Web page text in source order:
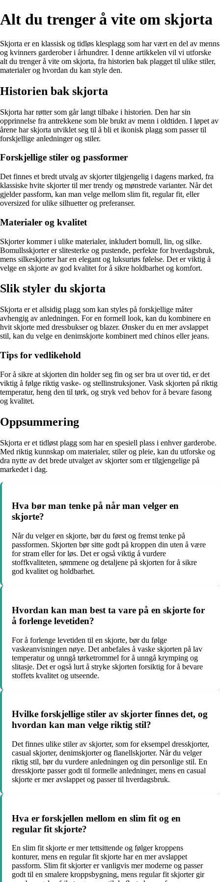
Alt du trenger å vite om skjorta
Skjorta er en klassisk og tidløs klesplagg som har vært en del av menns
og kvinners garderober i århundrer. I denne artikkelen vil vi utforske
alt du trenger å vite om skjorta, fra historien bak plagget til ulike stiler,
materialer og hvordan du kan style den.
Historien bak skjorta
Skjorta har røtter som går langt tilbake i historien. Den har sin
opprinnelse fra antrekkene som ble brukt av menn i oldtiden. I løpet av
årene har skjorta utviklet seg til å bli et ikonisk plagg som passer til
forskjellige anledninger og stiler.
Forskjellige stiler og passformer
Det finnes et bredt utvalg av skjorter tilgjengelig i dagens marked, fra
klassiske hvite skjorter til mer trendy og mønstrede varianter. Når det
gjelder passform, kan man velge mellom slim fit, regular fit, eller
oversized for ulike silhuetter og preferanser.
Materialer og kvalitet
Skjorter kommer i ulike materialer, inkludert bomull, lin, og silke.
Bomullsskjorter er slitesterke og pustende, perfekte for hverdagsbruk,
mens silkeskjorter har en elegant og luksuriøs følelse. Det er viktig å
velge en skjorte av god kvalitet for å sikre holdbarhet og komfort.
Slik styler du skjorta
Skjorta er et allsidig plagg som kan styles på forskjellige måter
avhengig av anledningen. For en formell look, kan du kombinere en
hvit skjorte med dressbukser og blazer. Ønsker du en mer avslappet
stil, kan du velge en denimskjorte kombinert med chinos eller jeans.
Tips for vedlikehold
For å sikre at skjorten din holder seg fin og ser bra ut over tid, er det
viktig å følge riktig vaske- og stellinstruksjoner. Vask skjorten på riktig
temperatur, heng den til tørk, og stryk ved behov for å bevare fasong
og kvalitet.
Oppsummering
Skjorta er et tidløst plagg som har en spesiell plass i enhver garderobe.
Med riktig kunnskap om materialer, stiler og pleie, kan du utforske og
dra nytte av det brede utvalget av skjorter som er tilgjengelige på
markedet i dag.
Hva bør man tenke på når man velger en
skjorte?
Når du velger en skjorte, bør du først og fremst tenke på
passformen. Skjorten bør sitte godt på kroppen din uten å være
for stram eller for løs. Det er også viktig å vurdere
stoffkvaliteten, sømmene og detaljene på skjorten for å sikre
god kvalitet og holdbarhet.
Hvordan kan man best ta vare på en skjorte for
å forlenge levetiden?
For å forlenge levetiden til en skjorte, bør du følge
vaskeanvisningen nøye. Det anbefales å vaske skjorten på lav
temperatur og unngå tørketrommel for å unngå krymping og
slitasje. Det er også lurt å stryke skjorten forsiktig for å bevare
stoffets kvalitet og utseende.
Hvilke forskjellige stiler av skjorter finnes det, og
hvordan kan man velge riktig stil?
Det finnes ulike stiler av skjorter, som for eksempel dresskjorter,
casual skjorter, denimskjorter og flanellskjorter. Når du velger
riktig stil, bør du vurdere anledningen og din personlige stil. En
dresskjorte passer godt til formelle anledninger, mens en casual
skjorte er mer avslappet og passer til hverdagsbruk.
Hva er forskjellen mellom en slim fit og en
regular fit skjorte?
En slim fit skjorte er mer tettsittende og følger kroppens
konturer, mens en regular fit skjorte har en mer avslappet
passform. Slim fit skjorter er vanligvis mer moderne og passer
godt til en smalere kroppsbygning, mens regular fit skjorter gir